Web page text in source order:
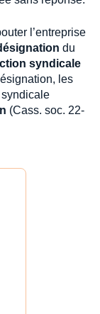
l’entreprise
du
syndicale
les
(Cass. soc. 22-